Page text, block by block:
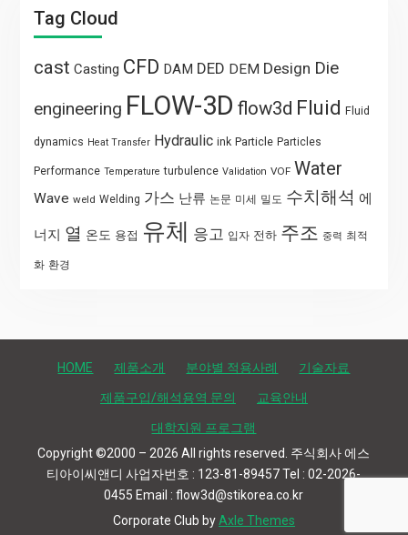
Tag Cloud
cast Casting CFD DAM DED DEM Design Die
engineering FLOW-3D flow3d Fluid Fluid
dynamics Heat Transfer Hydraulic ink Particle Particles
Performance Temperature turbulence Validation VOF Water
Wave weld Welding 가스 난류 논문 미세 밀도 수치해석 에
너지 열 온도 용접 유체 응고 입자 전하 주조 중력 최적
화 환경
HOME 제품소개 분야별 적용사례 기술자료
제품구입/해석용역 문의 교육안내
대학지원 프로그램
Copyright ©2000 – 2026 All rights reserved. 주식회사 에스
티아이씨앤디 사업자번호 : 123-81-89457 Tel : 02-2026-
0455 Email : flow3d@stikorea.co.kr
Corporate Club byAxle Themes